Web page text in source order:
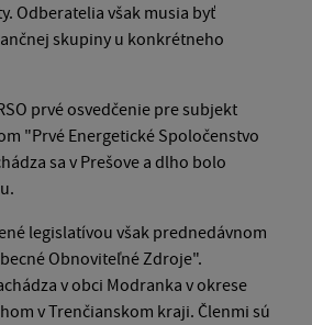
Odberatelia však musia byť
skupiny u konkrétneho
prvé osvedčenie pre subjekt
"Prvé Energetické Spoločenstvo
sa v Prešove a dlho bolo
legislatívou však prednedávnom
Obnoviteľné Zdroje".
v obci Modranka v okrese
v Trenčianskom kraji. Členmi sú